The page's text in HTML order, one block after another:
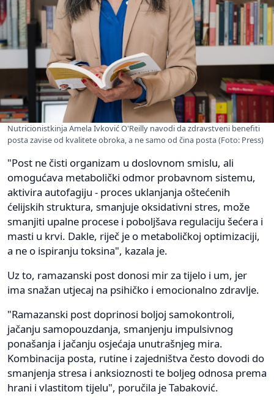
Nutricionistkinja Amela Ivković O'Reilly navodi da zdravstveni benefiti
posta zavise od kvalitete obroka, a ne samo od čina posta (Foto: Press)
"Post ne čisti organizam u doslovnom smislu, ali
omogućava metabolički odmor probavnom sistemu,
aktivira autofagiju - proces uklanjanja oštećenih
ćelijskih struktura, smanjuje oksidativni stres, može
smanjiti upalne procese i poboljšava regulaciju šećera i
masti u krvi. Dakle, riječ je o metaboličkoj optimizaciji,
a ne o ispiranju toksina", kazala je.
Uz to, ramazanski post donosi mir za tijelo i um, jer
ima snažan utjecaj na psihičko i emocionalno zdravlje.
"Ramazanski post doprinosi boljoj samokontroli,
jačanju samopouzdanja, smanjenju impulsivnog
ponašanja i jačanju osjećaja unutrašnjeg mira.
Kombinacija posta, rutine i zajedništva često dovodi do
smanjenja stresa i anksioznosti te boljeg odnosa prema
hrani i vlastitom tijelu", poručila je Tabaković.